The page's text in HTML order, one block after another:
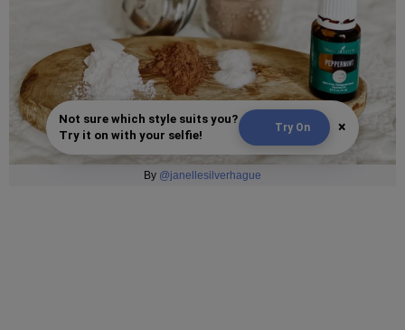
Not sure which style suits you?
Try it on with your selfie!
Try On ×
By @janellesilverhague